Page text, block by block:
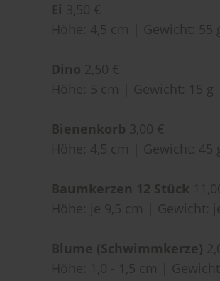
Ei 3,50 €
Höhe: 4,5 cm | Gewicht: 55
Dino 2,50 €
Höhe: 5 cm | Gewicht: 15 g
Bienenkorb 3,00 €
Höhe: 4,5 cm | Gewicht: 45
Baumkerzen 12 Stück
Höhe: je 9,5 cm | Gewicht:
Blume (Schwimmkerze)
Höhe: 1,0 - 1,5 cm |